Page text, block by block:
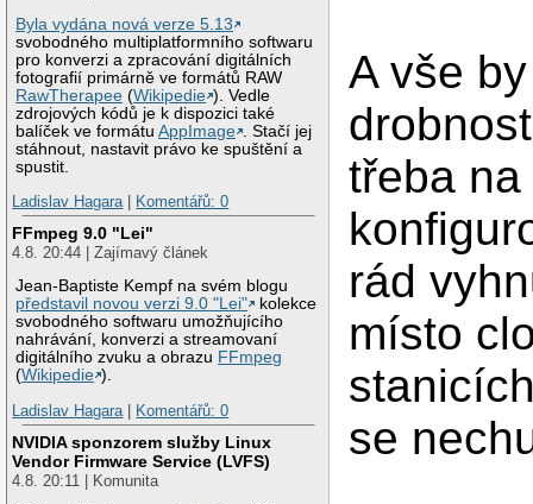
Byla vydána nová verze 5.13
svobodného multiplatformního softwaru
pro konverzi a zpracování digitálních
fotografií primárně ve formátů RAW
RawTherapee (Wikipedie ). Vedle
zdrojových kódů je k dispozici také
balíček ve formátuAppImage
. Stačí jej
stáhnout, nastavit právo ke spuštění a
spustit.
Ladislav Hagara| Komentářů: 0
FFmpeg 9.0 "Lei"
4.8. 20:44 | Zajímavý článek
Jean-Baptiste Kempf na svém blogu
představil novou verzi 9.0 "Lei"
kolekce
svobodného softwaru umožňujícího
nahrávání, konverzi a streamovaní
digitálního zvuku a obrazu FFmpeg
(Wikipedie ).
Ladislav Hagara| Komentářů: 0
NVIDIA sponzorem služby Linux
Vendor Firmware Service (LVFS)
4.8. 20:11 | Komunita
A vše
třeba
rád
místo
se